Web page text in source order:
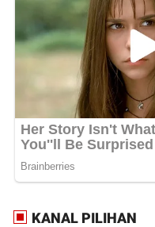
KANAL PILIHAN